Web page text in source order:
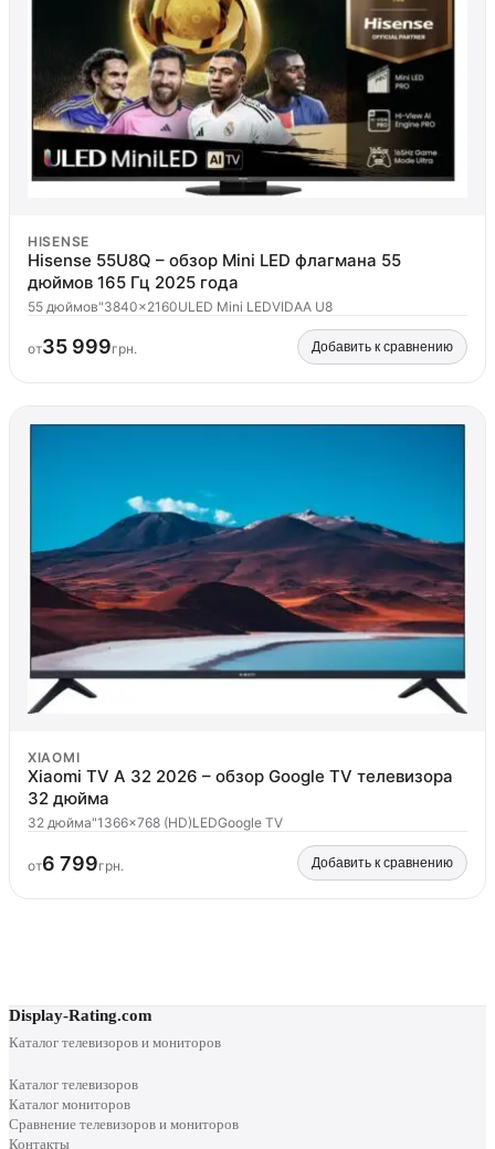
HISENSE
Hisense 55U8Q – обзор Mini LED флагмана 55
дюймов 165 Гц 2025 года
55 дюймов"3840x2160ULED Mini LEDVIDAA U8
от35 999грн. Добавить к сравнению
XIAOMI
Xiaomi TV A 32 2026 – обзор Google TV телевизора
32 дюйма
32 дюйма"1366x768 (HD)LEDGoogle TV
от6 799грн. Добавить к сравнению
Display-Rating.com
Каталог телевизоров и мониторов
Каталог телевизоров
Каталог мониторов
Сравнение телевизоров и мониторов
Контакты